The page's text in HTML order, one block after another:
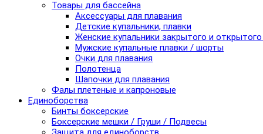
Товары для бассейна
Аксессуары для плавания
Детские купальники, плавки
Женские купальники закрытого и
Мужские купальные плавки / шорты
Очки для плавания
Полотенца
Шапочки для плавания
Фалы плетеные и капроновые
Единоборства
Бинты боксерские
Боксерские мешки / Груши / Подвесы